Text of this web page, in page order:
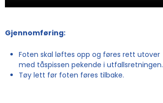
Gjennomføring:
Foten skal løftes opp og føres rett utover
med tåspissen pekende i utfallsretningen.
Tøy lett før foten føres tilbake.